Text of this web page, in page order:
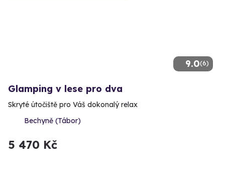
9.0(6)
Glamping v lese pro dva
Skryté útočiště pro Váš dokonalý relax
Bechyně (Tábor)
5 470 Kč